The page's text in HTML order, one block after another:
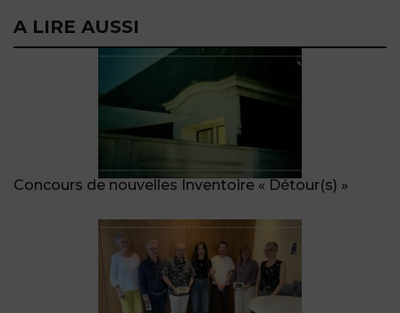
A LIRE AUSSI
Concours de nouvelles Inventoire « Détour(s) »